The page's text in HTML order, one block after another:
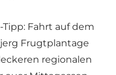
Fahrt auf dem
Frugtplantage
regionalen